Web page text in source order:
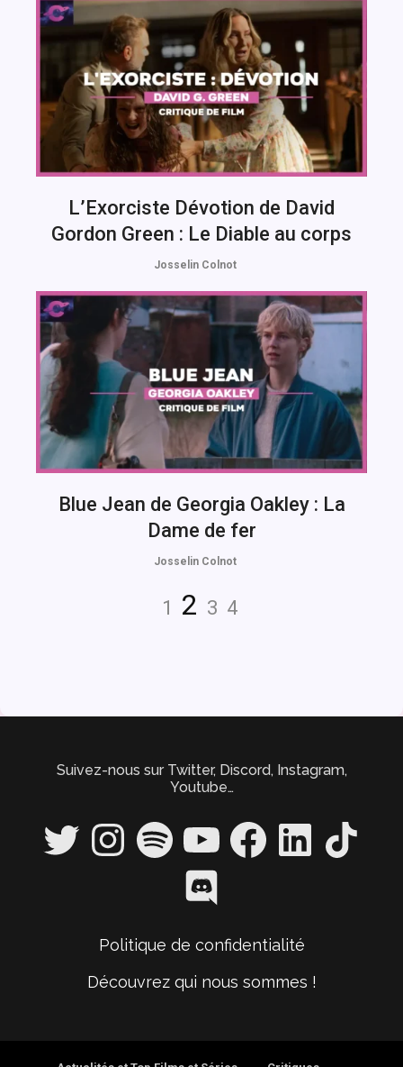
L’Exorciste Dévotion de David
Gordon Green : Le Diable au corps
Josselin Colnot
Blue Jean de Georgia Oakley : La
Dame de fer
Josselin Colnot
Page
1 Page
2 Page
3 Page
4
Suivez-nous sur Twitter, Discord, Instagram,
Youtube…
Twitter InstagramSpotify YouTube FacebookLinkedIn TikTok
Discord
Politique de confidentialité
Découvrez qui nous sommes !